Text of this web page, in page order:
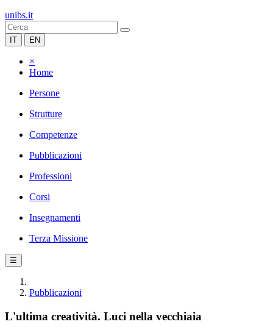
unibs.it
IT EN
×
Home
Persone
Strutture
Competenze
Pubblicazioni
Professioni
Corsi
Insegnamenti
Terza Missione
☰
Pubblicazioni
L'ultima creatività. Luci nella vecchiaia